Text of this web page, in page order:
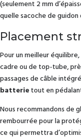
(seulement 2 mm
quelle sacoche de
Placement
Pour un meilleur
cadre ou de top-tube,
passages de câble
batterietout en
Nous recommandons de
rembourrée pour la
ce qui permettra